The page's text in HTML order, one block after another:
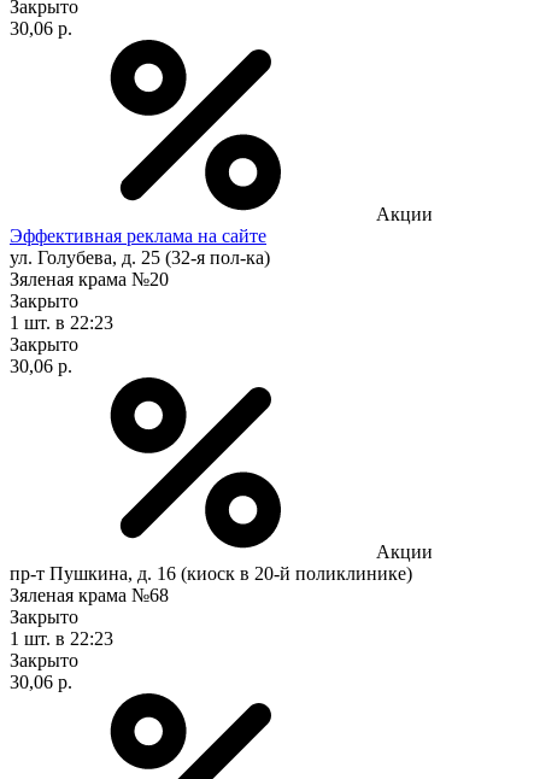
Закрыто
30,06 р.
Акции
Эффективная реклама на сайте
ул. Голубева, д. 25 (32-я пол-ка)
Зяленая крама №20
Закрыто
1 шт. в 22:23
Закрыто
30,06 р.
Акции
пр-т Пушкина, д. 16 (киоск в 20-й поликлинике)
Зяленая крама №68
Закрыто
1 шт. в 22:23
Закрыто
30,06 р.